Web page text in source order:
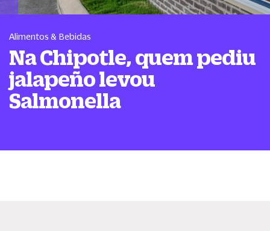
Alimentos & Bebidas
Na Chipotle, quem pediu
jalapeño levou
Salmonella